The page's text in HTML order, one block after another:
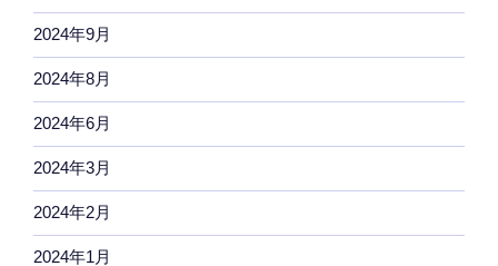
2024年9月
2024年8月
2024年6月
2024年3月
2024年2月
2024年1月